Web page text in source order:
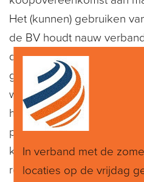
Het (kunnen) gebruiken
de BV houdt nauw
de werkkamer door haar
geval is sprake van één
waarvan het gebruik van
het kenmerkende element
parkeerplaats en de
kadastrale percelen
relevant.
In verband met de
locaties op de vrijdag